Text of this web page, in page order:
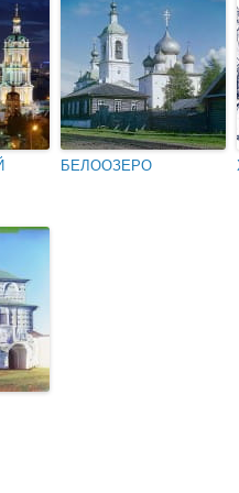
БЕЛООЗЕРО